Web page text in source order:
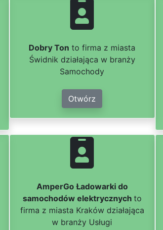
Dobry Ton to firma z miasta
Świdnik działająca w branży
Samochody
Otwórz
AmperGo Ładowarki do
samochodów elektrycznych to
firma z miasta Kraków działająca
w branży Usługi